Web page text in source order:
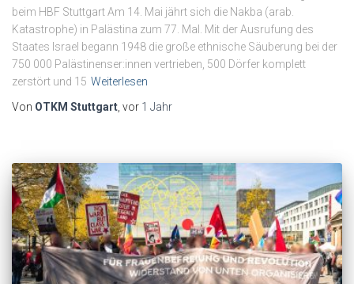
beim HBF Stuttgart Am 14. Mai jährt sich die Nakba (arab.
Katastrophe) in Palästina zum 77. Mal. Mit der Ausrufung des
Staates Israel begann 1948 die große ethnische Säuberung bei der
750 000 Palästinenser:innen vertrieben, 500 Dörfer komplett
zerstört und 15 Weiterlesen
Von OTKM Stuttgart , vor 1 Jahr